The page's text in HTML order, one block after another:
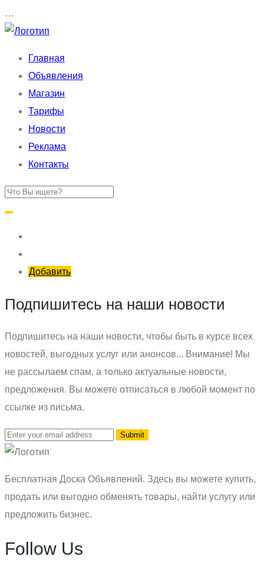
…
Главная
Объявления
Магазин
Тарифы
Новости
Реклама
Контакты
Добавить
Подпишитесь на наши новости
Подпишитесь на наши новости, чтобы быть в курсе всех
новостей, выгодных услуг или анонсов... Внимание! Мы
не рассылаем спам, а только актуальные новости,
предложения. Вы можете отписаться в любой момент по
ссылке из письма.
Бесплатная Доска Объявлений. Здесь вы можете купить,
продать или выгодно обменять товары, найти услугу или
предложить бизнес.
Follow Us